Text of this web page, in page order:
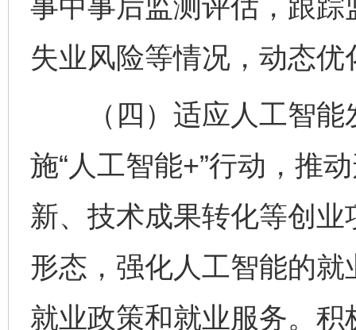
事中事后监测评估，跟
失业风险等情况，动态
（四）适应人工智能
施“人工智能+”行动，推
新、技术成果转化等创
形态，强化人工智能的
就业政策和就业服务。